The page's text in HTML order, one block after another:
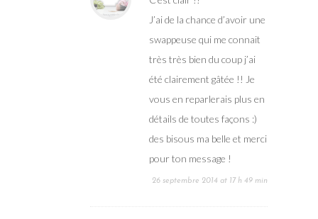
J’ai de la chance d’avoir une
swappeuse qui me connait
très très bien du coup j’ai
été clairement gâtée !! Je
vous en reparlerais plus en
détails de toutes façons :)
des bisous ma belle et merci
pour ton message !
26 septembre 2014 at 17 h 49 min